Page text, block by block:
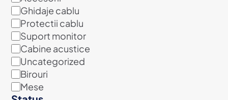
Ghidaje cablu
Protectii cablu
Suport monitor
Cabine acustice
Uncategorized
Birouri
Mese